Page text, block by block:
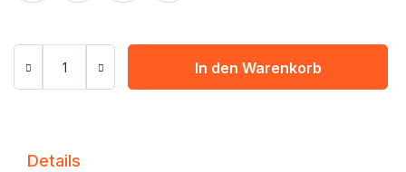
In den Warenkorb
Details